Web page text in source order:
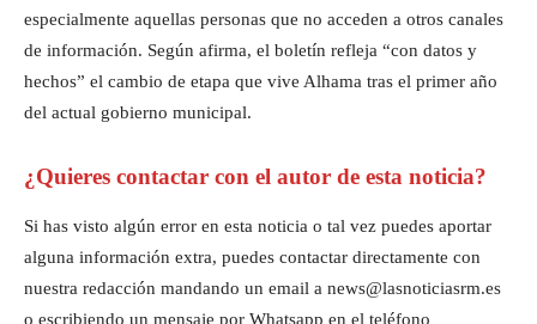
especialmente aquellas personas que no acceden a otros canales
de información. Según afirma, el boletín refleja “con datos y
hechos” el cambio de etapa que vive Alhama tras el primer año
del actual gobierno municipal.
¿Quieres contactar con el autor de esta noticia?
Si has visto algún error en esta noticia o tal vez puedes aportar
alguna información extra, puedes contactar directamente con
nuestra redacción mandando un email a news@lasnoticiasrm.es
o escribiendo un mensaje por Whatsapp en el teléfono